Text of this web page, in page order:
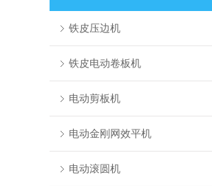
铁皮压边机
铁皮电动卷板机
电动剪板机
电动金刚网效平机
电动滚圆机